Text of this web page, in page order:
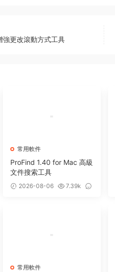
更改滾動方式工具
常用軟件
ProFind 1.40 for Mac 高級
文件搜索工具
2026-08-06
7.39k
常用軟件